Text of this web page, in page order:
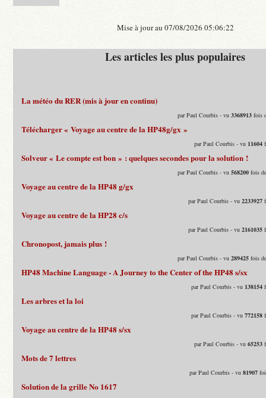
Mise à jour au 07/08/2026 05:06:22
Les articles les plus populaires
La météo du RER (mis à jour en continu)
par Paul Courbis - vu3368913 fois
Télécharger « Voyage au centre de la HP48g/gx »
par Paul Courbis - vu 11604
Solveur « Le compte est bon » : quelques secondes pour la solution !
par Paul Courbis - vu568200 fois
Voyage au centre de la HP48 g/gx
par Paul Courbis - vu2233927
Voyage au centre de la HP28 c/s
par Paul Courbis - vu2161035
Chronopost, jamais plus !
par Paul Courbis - vu289425 fois
HP48 Machine Language - A Journey to the Center of the HP48 s/sx
par Paul Courbis - vu 138154
Les arbres et la loi
par Paul Courbis - vu772158
Voyage au centre de la HP48 s/sx
par Paul Courbis - vu65253
Mots de 7 lettres
par Paul Courbis - vu81907
Solution de la grille No 1617